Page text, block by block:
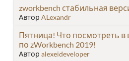
zworkbench стабильная
Автор ALexandr
Пятница! Что посмотреть в
по zWorkbench 2019!
Автор alexeideveloper